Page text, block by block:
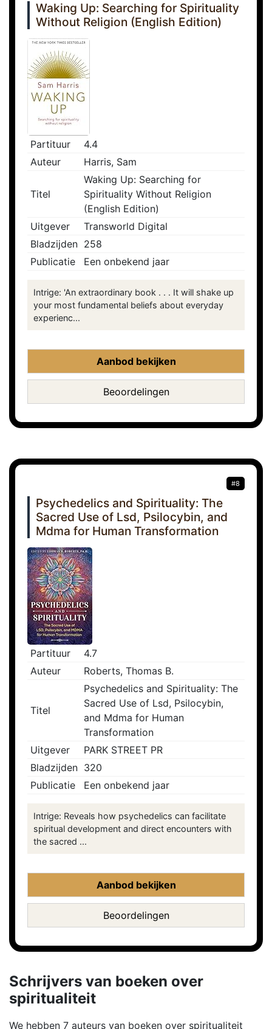
Waking Up: Searching for Spirituality
Without Religion (English Edition)
Partituur
4.4
Auteur
Harris, Sam
Titel
Waking Up: Searching for
Spirituality Without Religion
(English Edition)
Uitgever
Transworld Digital
Bladzijden 258
Publicatie
Een onbekend jaar
Intrige: 'An extraordinary book . . . It will shake up
your most fundamental beliefs about everyday
experienc...
Aanbod bekijken
Beoordelingen
#8
Psychedelics and Spirituality: The
Sacred Use of Lsd, Psilocybin, and
Mdma for Human Transformation
Partituur
4.7
Auteur
Roberts, Thomas B.
Titel
Psychedelics and Spirituality: The
Sacred Use of Lsd, Psilocybin,
and Mdma for Human
Transformation
Uitgever
PARK STREET PR
Bladzijden 320
Publicatie
Een onbekend jaar
Intrige: Reveals how psychedelics can facilitate
spiritual development and direct encounters with
the sacred ...
Aanbod bekijken
Beoordelingen
Schrijvers van boeken over
spiritualiteit
We hebben 7 auteurs van boeken over spiritualiteit